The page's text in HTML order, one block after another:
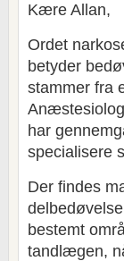
Kære Allan,
Ordet
betyder
stammer fra
har
specialisere
Der findes
bestemt
tandlægen,